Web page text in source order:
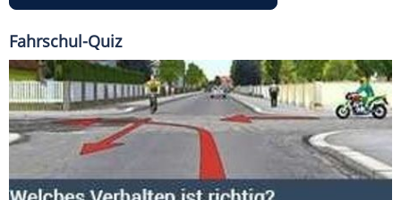
Fahrschul-Quiz